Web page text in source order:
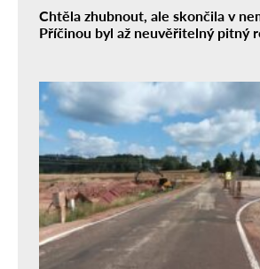
Chtěla zhubnout, ale skončila v
Příčinou byl až neuvěřitelný pitný